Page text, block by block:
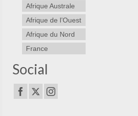
Afrique Australe
Afrique de l’Ouest
Afrique du Nord
France
Social